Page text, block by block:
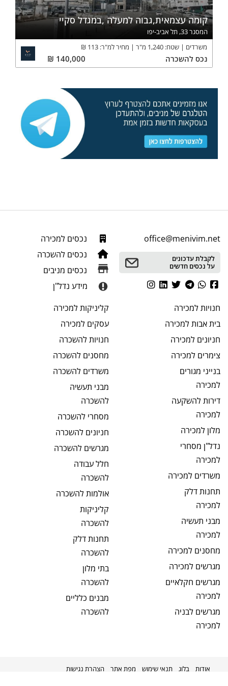
קומה עצמאית,גבוה למעלה ,במגדל סקיי
המסגר 33, תל אביב-יפו
משרדים
שטח: 1,240 מ"ר מחיר למ"ר: 113
₪
נכס להשכרה 140,000
₪
office@menivim.net
לקבלת עדכונים
על נכסים חדשים
נכסים למכירה
נכסים להשכרה
נכסים מניבים
מידע נדל"ן
חנויותלמכירה
בית אבותלמכירה
חניונים למכירה
צימרים למכירה
בנייני מגורים
למכירה
דירות להשקעה
למכירה
מלון למכירה
נדל"ן מסחרי
למכירה
משרדים למכירה
תחנות דלק
למכירה
מבני תעשיה
למכירה
מחסנים למכירה
מגרשים למכירה
מגרשים חקלאיים
למכירה
מגרשים לבניה
למכירה
קליניקותלמכירה
עסקים למכירה
חנויותלהשכרה
מחסנים להשכרה
משרדים להשכרה
מבני תעשיה
להשכרה
מסחרי להשכרה
חניונים להשכרה
מגרשים להשכרה
חלל עבודה
להשכרה
אולמותלהשכרה
קליניקות
להשכרה
תחנות דלק
להשכרה
בתי מלון
להשכרה
מבנים כלליים
להשכרה
אודות בלוג תנאי שימוש מפת אתר
הצהרת נגישות